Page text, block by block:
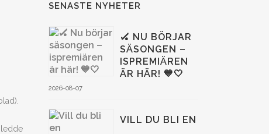
SENASTE NYHETER
🏑 NU BÖRJAR
SÄSONGEN –
ISPREMIÄREN
ÄR HÄR! 💙🤍
2026-08-07
VILL DU BLI EN